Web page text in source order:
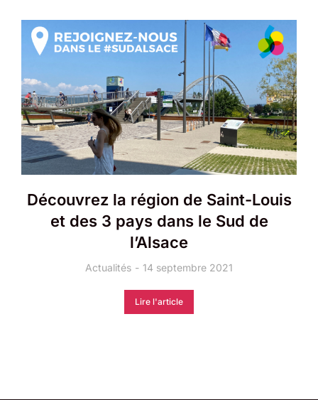
Découvrez la région de Saint-Louis
et des 3 pays dans le Sud de
l’Alsace
Actualités 14 septembre 2021
Lire l'article